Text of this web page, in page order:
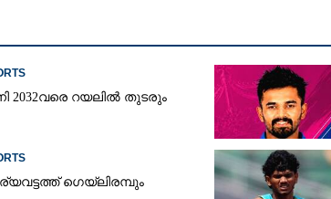
2032വരെ റയലിൽ തുടരും
ഗെയ്‌ലിരമ്പും
ഐപിഎല്ലിൽ അപൂർവ്വ റെക്കാർഡ്,
പ്ലേ ഓഫ് ലക്ഷ്യമിട്ട് ആർസിബി